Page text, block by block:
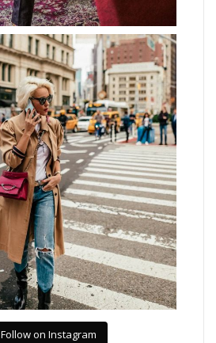
Follow on Instagram